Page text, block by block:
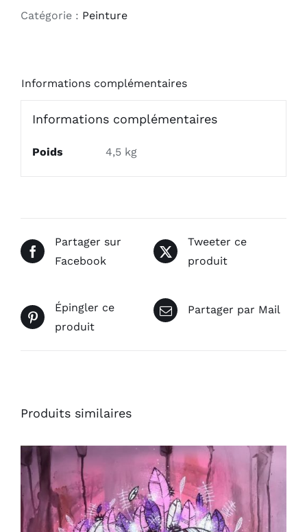
Catégorie : Peinture
Informations complémentaires
Informations complémentaires
Poids 4,5 kg
Partager sur
Facebook
Tweeter ce
produit
Épingler ce
produit
Partager par Mail
Produits similaires